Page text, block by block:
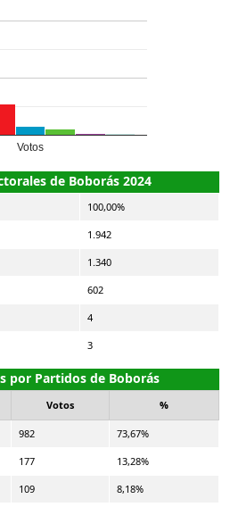
Votos
de Boborás 2024
100,00%
1.942
1.340
602
4
3
por Partidos de Boborás
Votos %
982 73,67%
177 13,28%
109 8,18%